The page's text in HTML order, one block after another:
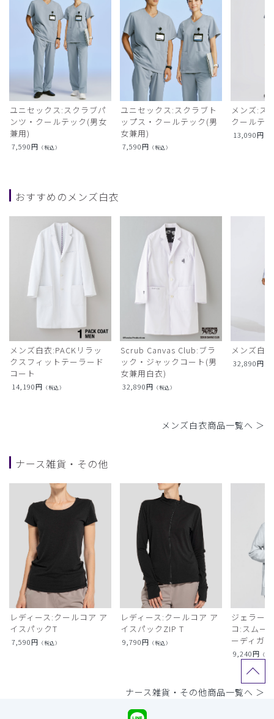
ユニセックス:スクラブパ
ンツ・クールテック(男女
兼用)
7,590円 （税込）
ユニセックス:スクラブト
ップス・クールテック(男
女兼用)
7,590円 （税込）
メンズ:ス
クールテ
13,090円
おすすめのメンズ白衣
メンズ白衣:PACKリラッ
クスフィットテーラード
コート
14,190円 （税込）
Scrub Canvas Club:ブラ
ック・ジャックコート(男
女兼用白衣)
32,890円 （税込）
メンズ白
32,890円
メンズ白衣商品一覧へ ＞
ナース雑貨・その他
レディース:クールコア ア
イスパックT
7,590円 （税込）
レディース:クールコア ア
イスパックZIP T
9,790円 （税込）
ジェラー
コ:スムー
ーディガン
9,240円 （税
ナース雑貨・その他商品一覧へ ＞